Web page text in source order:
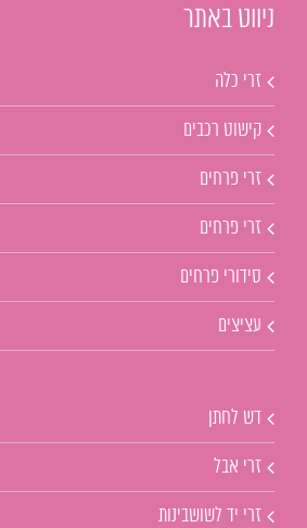
ניווט באתר
זרי כלה
קישוט רכבים
זרי פרחים
זרי פרחים
סידורי פרחים
עציצים
דש לחתן
זרי אבל
זרי יד לשושבינות